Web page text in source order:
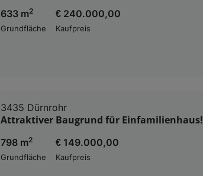
633 m2
Grundfläche
€ 240.000,00
Kaufpreis
3435 Dürnrohr
Attraktiver Baugrund für Einfamilienhaus!
798 m2
Grundfläche
€ 149.000,00
Kaufpreis